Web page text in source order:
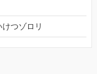
つゾロリ